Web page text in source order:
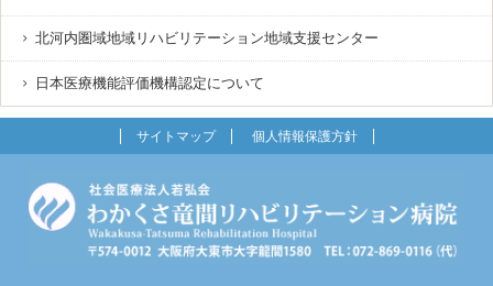
北河内圏域地域リハビリテーション地域支援センター
日本医療機能評価機構認定について
サイトマップ 個人情報保護方針